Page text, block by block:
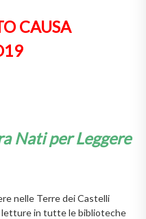
CAUSA
Nati per Leggere
nelle Terre dei Castelli
letture in tutte le biblioteche